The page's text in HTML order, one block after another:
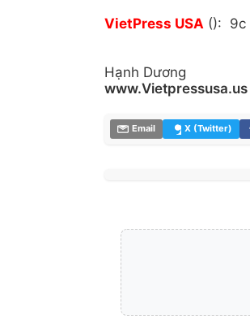
VietPress USA (): 9c
Hạnh Dương
www.Vietpressusa.us
Email X (Twitter)